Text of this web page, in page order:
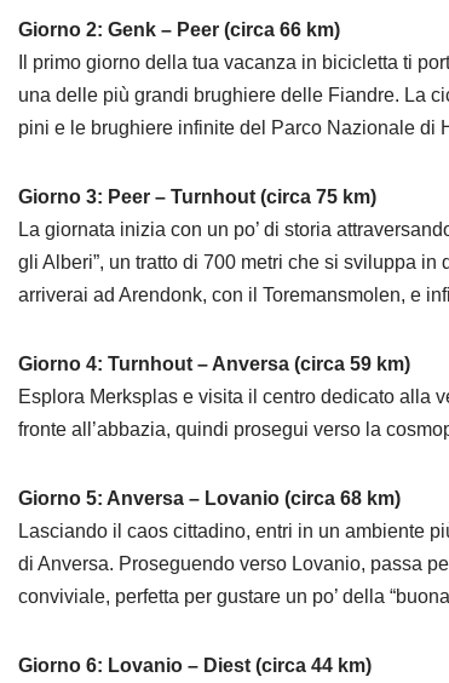
Giorno 2: Genk – Peer (circa 66 km)
Il primo giorno della tua vacanza in bicicletta ti
una delle più grandi brughiere delle Fiandre. La
pini e le brughiere infinite del Parco Nazionale di
Giorno 3: Peer – Turnhout (circa 75 km)
La giornata inizia con un po’ di storia
gli Alberi”, un tratto di 700 metri che si sviluppa
arriverai ad Arendonk, con il Toremansmolen, e
Giorno 4: Turnhout – Anversa (circa 59 km)
Esplora Merksplas e visita il centro dedicato alla
fronte all’abbazia, quindi prosegui verso la
Giorno 5: Anversa – Lovanio (circa 68 km)
Lasciando il caos cittadino, entri in un ambiente
di Anversa. Proseguendo verso Lovanio, passa
conviviale, perfetta per gustare un po’ della
Giorno 6: Lovanio – Diest (circa 44 km)